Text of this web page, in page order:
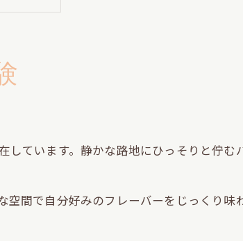
過ごす
ト
ています。静かな路地にひっそりと佇む
間で自分好みのフレーバーをじっくり味